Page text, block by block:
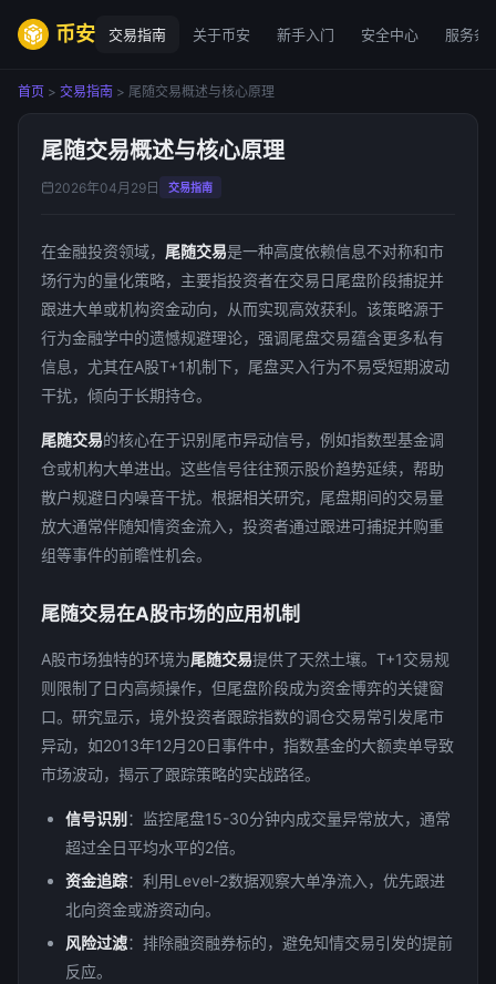
币安 交易指南 关于币安 新手入门 安全中心 服务条
首页 > 交易指南 > 尾随交易概述与核心原理
尾随交易概述与核心原理
2026年04月29日 交易指南
在金融投资领域， 尾随交易是一种高度依赖信息不对称和市
场行为的量化策略，主要指投资者在交易日尾盘阶段捕捉并
跟进大单或机构资金动向，从而实现高效获利。该策略源于
行为金融学中的遗憾规避理论，强调尾盘交易蕴含更多私有
信息，尤其在A股T+1机制下，尾盘买入行为不易受短期波动
干扰，倾向于长期持仓。
尾随交易的核心在于识别尾市异动信号，例如指数型基金调
仓或机构大单进出。这些信号往往预示股价趋势延续，帮助
散户规避日内噪音干扰。根据相关研究，尾盘期间的交易量
放大通常伴随知情资金流入，投资者通过跟进可捕捉并购重
组等事件的前瞻性机会。
尾随交易在A股市场的应用机制
A股市场独特的环境为尾随交易提供了天然土壤。T+1交易规
则限制了日内高频操作，但尾盘阶段成为资金博弈的关键窗
口。研究显示，境外投资者跟踪指数的调仓交易常引发尾市
异动，如2013年12月20日事件中，指数基金的大额卖单导致
市场波动，揭示了跟踪策略的实战路径。
信号识别 ：监控尾盘15-30分钟内成交量异常放大，通常
超过全日平均水平的2倍。
资金追踪：利用Level-2数据观察大单净流入，优先跟进
北向资金或游资动向。
风险过滤：排除融资融券标的，避免知情交易引发的提前
反应。